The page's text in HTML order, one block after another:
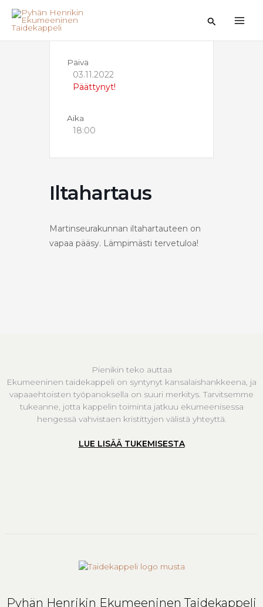
sisältöön
Hae
Päivä
03.11.2022
Päättynyt!
Aika
18:00
Iltahartaus
Martinseurakunnan iltahartauteen on
vapaa pääsy. Lämpimästi tervetuloa!
Pienikin teko auttaa
Ekumeeninen taidekappeli on syntynyt kansalaishankkeena, ja
vapaaehtoisten työpanoksella on suuri merkitys. Tarvitsemme
tukeanne, jotta kappelin toiminta jatkuu ekumeenisessa
hengessä vahvistaen kristittyjen välistä yhteyttä.
LUE LISÄÄ TUKEMISESTA
Pyhän Henrikin Ekumeeninen Taidekappeli